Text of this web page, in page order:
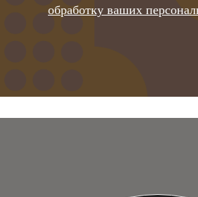
обработку ваших